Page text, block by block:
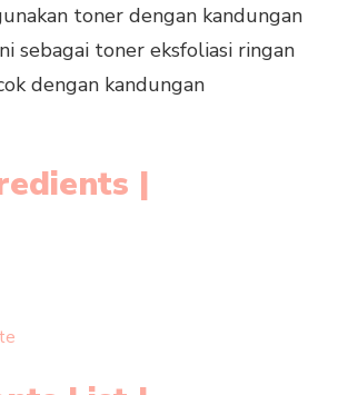
toner dengan kandungan
sebagai toner eksfoliasi ringan
dengan kandungan
|